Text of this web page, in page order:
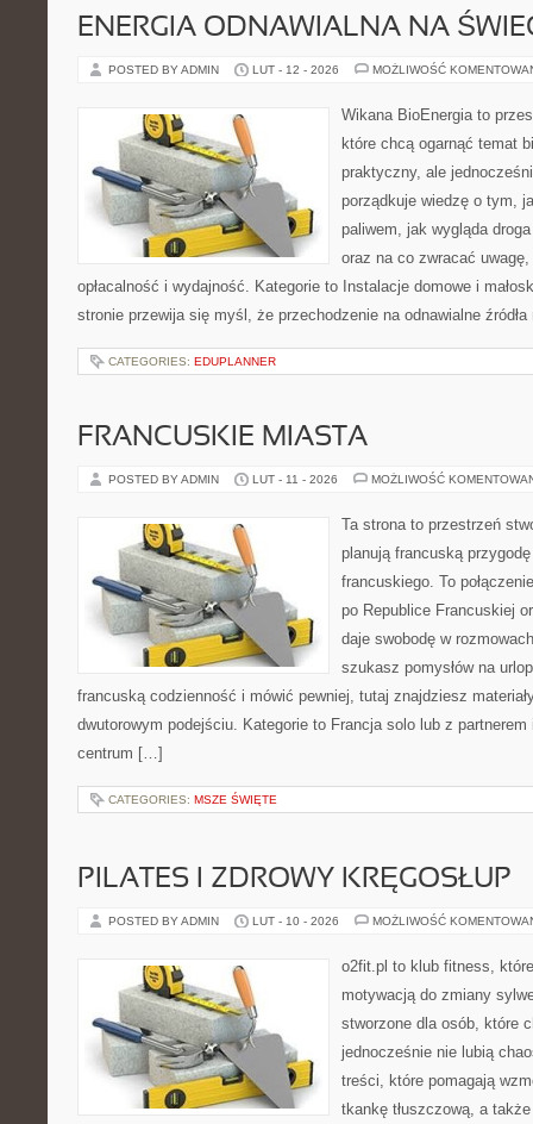
ENERGIA ODNAWIALNA NA
POSTED BY ADMIN LUT - 12 - 2026 MOŻLIWOŚĆ
Wikana BioEnergia to
które chcą ogarnąć temat
praktyczny, ale
porządkuje wiedzę o tym,
paliwem, jak wygląda
oraz na co zwracać
opłacalność i wydajność. Kategorie to Instalacje domowe i
stronie przewija się myśl, że przechodzenie na odnawialne
CATEGORIES: EDUPLANNER
FRANCUSKIE MIASTA
POSTED BY ADMIN LUT - 11 - 2026 MOŻLIWOŚĆ
Ta strona to przestrzeń
planują francuską
francuskiego. To
po Republice Francuskiej
daje swobodę w
szukasz pomysłów na
francuską codzienność i mówić pewniej, tutaj znajdziesz
dwutorowym podejściu. Kategorie to Francja solo lub z
centrum […]
CATEGORIES: MSZE ŚWIĘTE
PILATES I ZDROWY KRĘGOSŁUP
POSTED BY ADMIN LUT - 10 - 2026 MOŻLIWOŚĆ
o2fit.pl to klub fitness,
motywacją do zmiany
stworzone dla osób, które
jednocześnie nie lubią
treści, które pomagają
tkankę tłuszczową, a